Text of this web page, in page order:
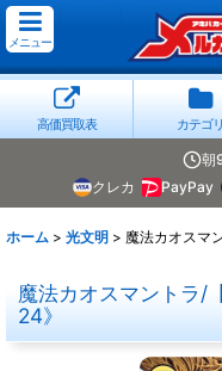
メニュー
高価買取表 カテゴリ
朝
クレカ
PayPay
ホーム > 光文明 > 魔法カオスマ
魔法カオスマントラ/
24》